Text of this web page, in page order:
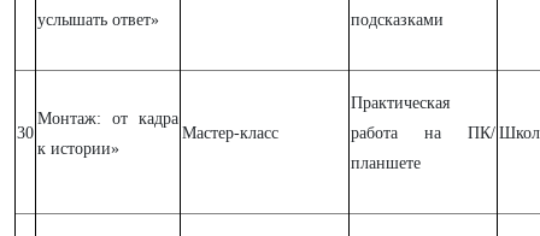
услышать ответ»
подсказками
30
Монтаж: от кадра
к истории»
Мастер-класс
Практическая
работа на ПК/
планшете